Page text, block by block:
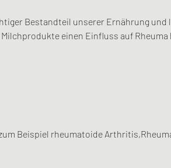
Bestandteil unserer Ernährung und
einen Einfluss auf Rheuma
Beispiel rheumatoide